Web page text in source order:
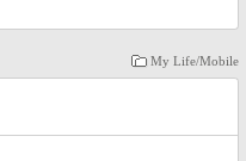
My Life/Mobile